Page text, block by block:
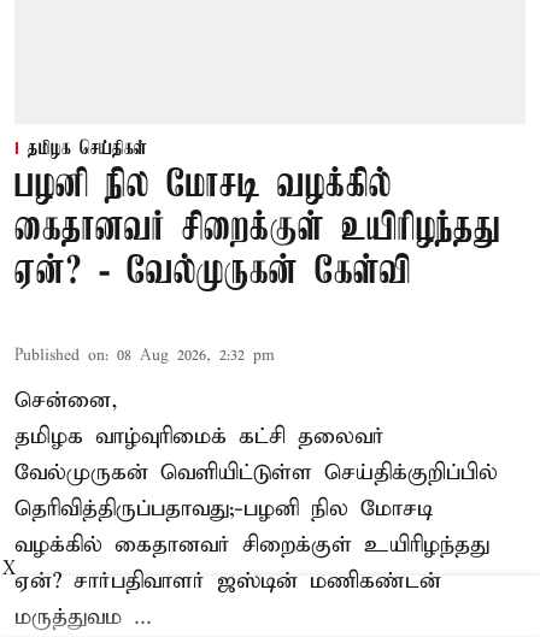
தமிழக செய்திகள்
பழனி நில மோசடி வழக்கில்
கைதானவர் சிறைக்குள் உயிரிழந்தது
ஏன்? - வேல்முருகன் கேள்வி
Published on: 08 Aug 2026, 2:32 pm
சென்னை,
தமிழக வாழ்வுரிமைக் கட்சி தலைவர்
வேல்முருகன் வெளியிட்டுள்ள செய்திக்குறிப்பில்
தெரிவித்திருப்பதாவது;-பழனி நில மோசடி
வழக்கில் கைதானவர் சிறைக்குள் உயிரிழந்தது
ஏன்? சார்பதிவாளர் ஜஸ்டின் மணிகண்டன்
மருத்துவம ...
X